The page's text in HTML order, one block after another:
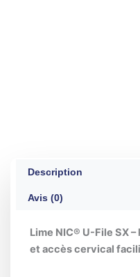
Description
Avis (0)
Lime NIC® U-File SX
et accès cervical